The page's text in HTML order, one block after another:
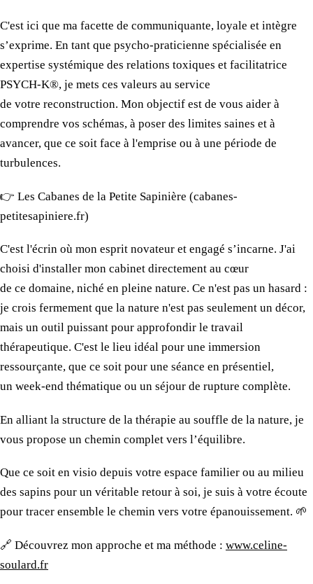
C'est ici que ma facette de communiquante, loyale et intègre
s’exprime. En tant que psycho-praticienne spécialisée en
expertise systémique des relations toxiques et facilitatrice
PSYCH-K®, je mets ces valeurs au service
de votre reconstruction. Mon objectif est de vous aider à
comprendre vos schémas, à poser des limites saines et à
avancer, que ce soit face à l'emprise ou à une période de
turbulences.
​👉 Les Cabanes de la Petite Sapinière (cabanes-
petitesapiniere.fr)
C'est l'écrin où mon esprit novateur et engagé s’incarne. J'ai
choisi d'installer mon cabinet directement au cœur
de ce domaine, niché en pleine nature. Ce n'est pas un hasard :
je crois fermement que la nature n'est pas seulement un décor,
mais un outil puissant pour approfondir le travail
thérapeutique. C'est le lieu idéal pour une immersion
ressourçante, que ce soit pour une séance en présentiel,
un week-end thématique ou un séjour de rupture complète.
​En alliant la structure de la thérapie au souffle de la nature, je
vous propose un chemin complet vers l’équilibre.
​Que ce soit en visio depuis votre espace familier ou au milieu
des sapins pour un véritable retour à soi, je suis à votre écoute
pour tracer ensemble le chemin vers votre épanouissement. 🌱
​🔗 Découvrez mon approche et ma méthode : www.celine-
soulard.fr